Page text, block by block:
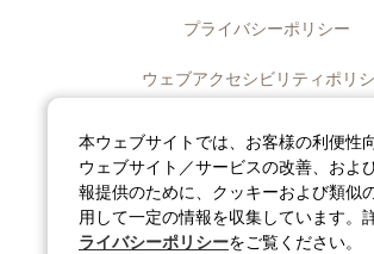
プライバシーポリシー
ウェブアクセシビリティポリ
ディスクロージャーポリシー
ソーシャルメディアポリシー
サイトマップ
本ウェブサイトでは、お客様の利便性
ウェブサイト／サービスの改善、およ
報提供のために、クッキーおよび類似
用して一定の情報を収集しています。
ライバシーポリシーをご覧ください。